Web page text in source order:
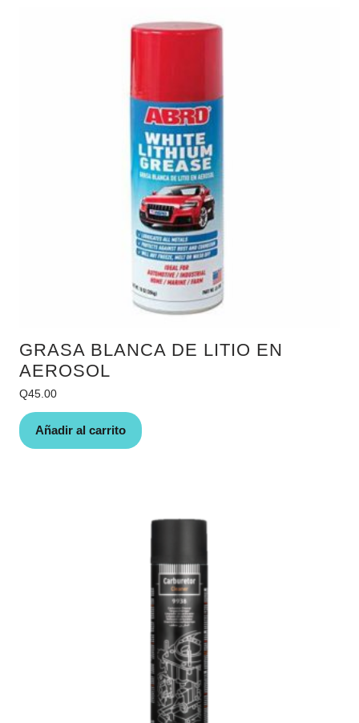
GRASA BLANCA DE LITIO EN
AEROSOL
Q45.00
Añadir al carrito